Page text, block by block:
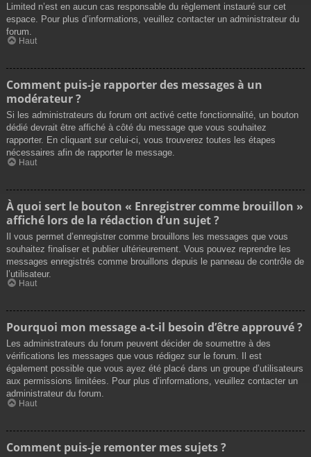
Limited n’est en aucun cas responsable du règlement instauré sur cet
espace. Pour plus d’informations, veuillez contacter un administrateur du
forum.
Haut
Comment puis-je rapporter des messages à un
modérateur ?
Si les administrateurs du forum ont activé cette fonctionnalité, un bouton
dédié devrait être affiché à côté du message que vous souhaitez
rapporter. En cliquant sur celui-ci, vous trouverez toutes les étapes
nécessaires afin de rapporter le message.
Haut
À quoi sert le bouton « Enregistrer comme brouillon »
affiché lors de la rédaction d’un sujet ?
Il vous permet d’enregistrer comme brouillons les messages que vous
souhaitez finaliser et publier ultérieurement. Vous pouvez reprendre les
messages enregistrés comme brouillons depuis le panneau de contrôle de
l’utilisateur.
Haut
Pourquoi mon message a-t-il besoin d’être approuvé ?
Les administrateurs du forum peuvent décider de soumettre à des
vérifications les messages que vous rédigez sur le forum. Il est
également possible que vous ayez été placé dans un groupe d’utilisateurs
aux permissions limitées. Pour plus d’informations, veuillez contacter un
administrateur du forum.
Haut
Comment puis-je remonter mes sujets ?